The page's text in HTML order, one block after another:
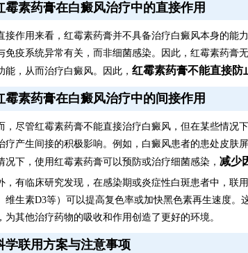
霉素药膏在白癜风治疗中的直接作用
接作用来看，红霉素药膏并不具备治疗白癜风本身的能
免疫系统异常有关，而非细菌感染。因此，红霉素药膏
能，从而治疗白癜风。因此， 红霉素药膏不能直接防
霉素药膏在白癜风治疗中的间接作用
，尽管红霉素药膏不能直接治疗白癜风，但在某些情况
疗产生间接的积极影响。例如，白癜风患者的患处皮肤
况下，使用红霉素药膏可以预防或治疗细菌感染， 减少
，有临床研究发现，在感染期或炎症性白斑患者中，联
维生素D3等）可以提高复色率或加快黑色素再生速度。
为其他治疗药物的吸收和作用创造了更好的环境。
学联用方案与注意事项